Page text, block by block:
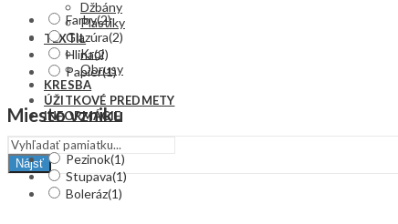
Džbány
Plastiky
TEXTIL
Kroj
Obrusy
KRESBA
ÚŽITKOVÉ PREDMETY
INFORMÁCIE
Nájsť
Farby(2)
Glazúra(2)
Hlina(2)
Papier(1)
Miesto vzniku
Pezinok(1)
Stupava(1)
Boleráz(1)